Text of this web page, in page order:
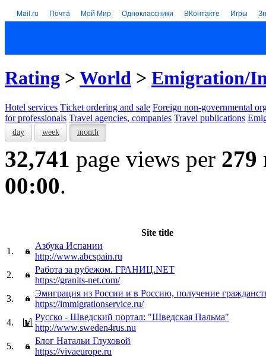
Mail.ru Почта Мой Мир Одноклассники ВКонтакте Игры
Rating > World > Emigration/
Hotel services Тicket ordering and sale Foreign non-governmental
for professionals Travel agencies, companies Travel publications
day week month
32,741 page views per 279
00:00.
Site title
1.
Азбука Испании
http://www.abcspain.ru
2.
Работа за рубежом. ГРАНИЦ.NET
https://granits-net.com/
3.
Эмиграция из России и в Россию, получение
https://immigrationservice.ru/
4.
Русско - Шведский портал: "Шведская Пальма"
http://www.sweden4rus.nu
5.
Блог Натальи Глуховой
https://vivaeurope.ru